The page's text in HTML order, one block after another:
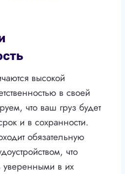
высокой
в своей
что ваш груз будет
и в сохранности.
обязательную
что
уверенными в их